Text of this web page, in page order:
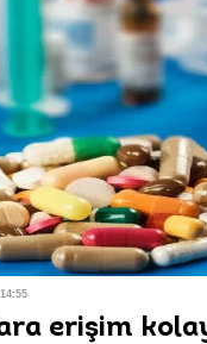
erişim